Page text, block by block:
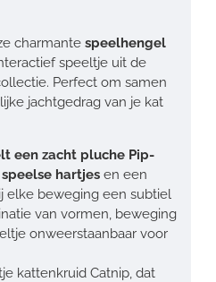
charmante speelhengel
speeltje uit de
Perfect om samen
jachtgedrag van je kat
een zacht pluche Pip-
speelse hartjes en een
elke beweging een subtiel
van vormen, beweging
onweerstaanbaar voor
kattenkruid Catnip, dat